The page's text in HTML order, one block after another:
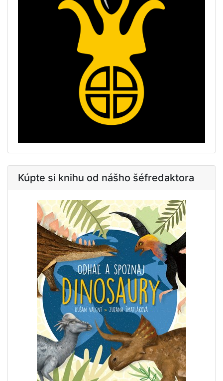
Kúpte si knihu od nášho šéfredaktora